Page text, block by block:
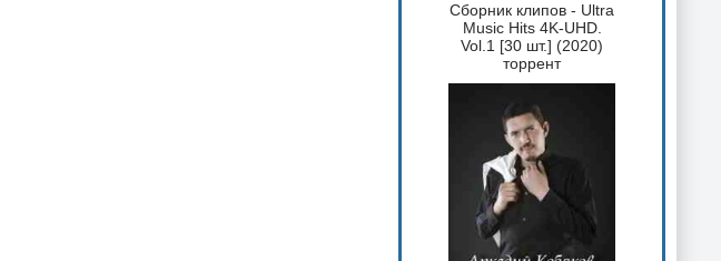
Сборник клипов - Ultra
Music Hits 4K-UHD.
Vol.1 [30 шт.] (2020)
торрент